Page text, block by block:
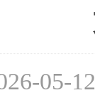
05-